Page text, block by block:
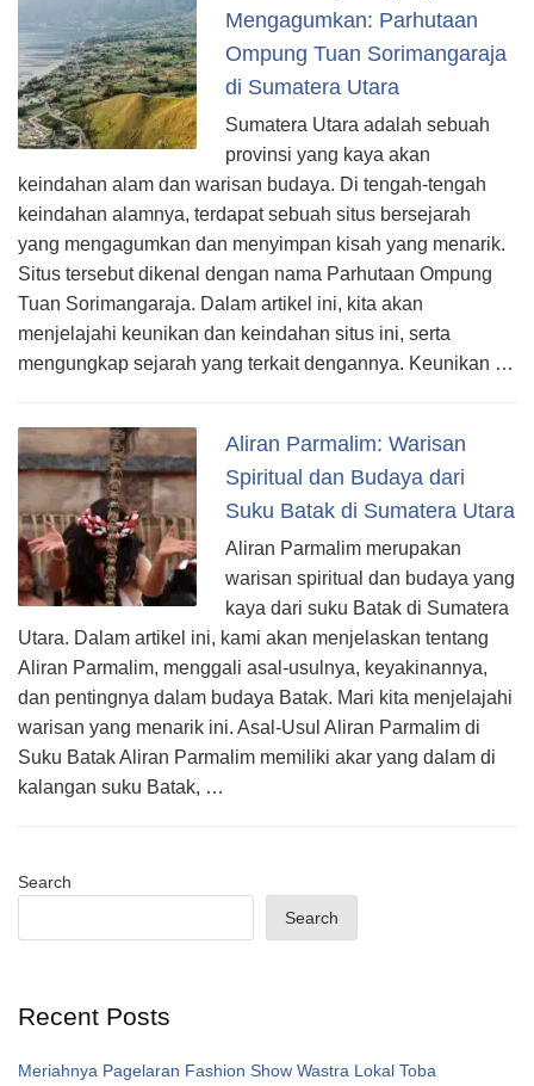
Mengagumkan: Parhutaan
Ompung Tuan Sorimangaraja
di Sumatera Utara
Sumatera Utara adalah sebuah
provinsi yang kaya akan
keindahan alam dan warisan budaya. Di tengah-tengah
keindahan alamnya, terdapat sebuah situs bersejarah
yang mengagumkan dan menyimpan kisah yang menarik.
Situs tersebut dikenal dengan nama Parhutaan Ompung
Tuan Sorimangaraja. Dalam artikel ini, kita akan
menjelajahi keunikan dan keindahan situs ini, serta
mengungkap sejarah yang terkait dengannya. Keunikan …
Aliran Parmalim: Warisan
Spiritual dan Budaya dari
Suku Batak di Sumatera Utara
Aliran Parmalim merupakan
warisan spiritual dan budaya yang
kaya dari suku Batak di Sumatera
Utara. Dalam artikel ini, kami akan menjelaskan tentang
Aliran Parmalim, menggali asal-usulnya, keyakinannya,
dan pentingnya dalam budaya Batak. Mari kita menjelajahi
warisan yang menarik ini. Asal-Usul Aliran Parmalim di
Suku Batak Aliran Parmalim memiliki akar yang dalam di
kalangan suku Batak, …
Search
Search
Recent Posts
Meriahnya Pagelaran Fashion Show Wastra Lokal Toba